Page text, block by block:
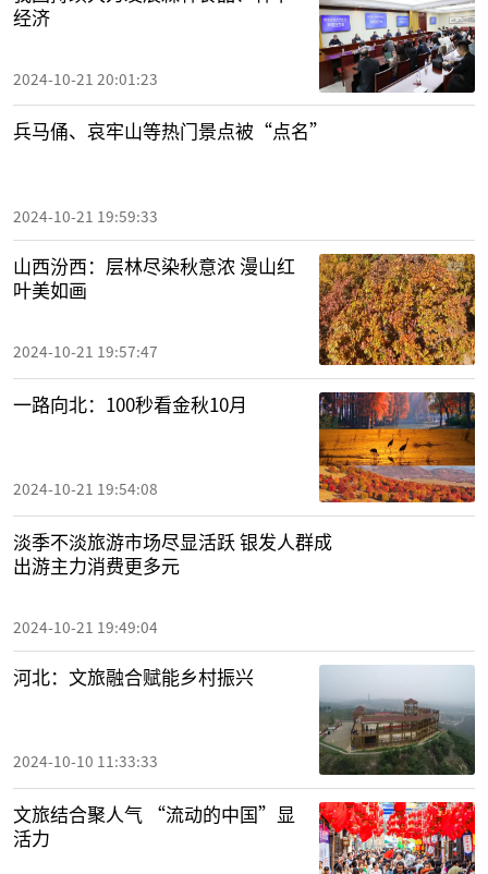
经济
2024-10-21 20:01:23
兵马俑、哀牢山等热门景点被“点名”
2024-10-21 19:59:33
山西汾西：层林尽染秋意浓 漫山红
叶美如画
2024-10-21 19:57:47
一路向北：100秒看金秋10月
2024-10-21 19:54:08
淡季不淡旅游市场尽显活跃 银发人群成
出游主力消费更多元
2024-10-21 19:49:04
河北：文旅融合赋能乡村振兴
2024-10-10 11:33:33
文旅结合聚人气 “流动的中国”显
活力